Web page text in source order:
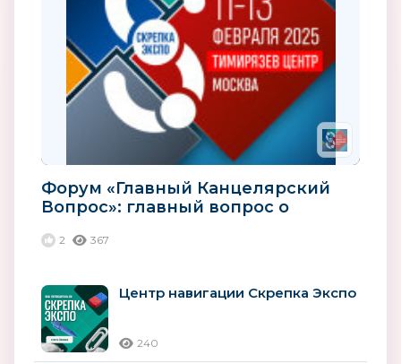
Форум «Главный Канцелярский
Вопрос»: главный вопрос о
2 367
Центр навигации Скрепка Экспо
240